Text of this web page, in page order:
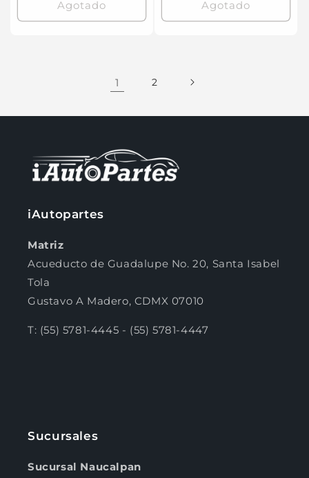
Agotado Agotado
1 2
iAutopartes
Matriz
Acueducto de Guadalupe No. 20, Santa Isabel
Tola
Gustavo A Madero, CDMX 07010
T: (55) 5781-4445 - (55) 5781-4447
Sucursales
Sucursal Naucalpan